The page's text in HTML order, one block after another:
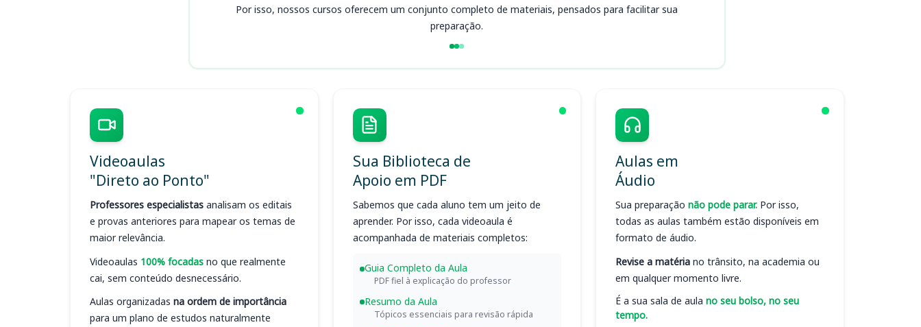
Por isso, nossos cursos oferecem um conjunto completo de materiais, pensados para facilitar sua
preparação.
Videoaulas
"Direto ao Ponto"
Professores especialistas analisam os editais
e provas anteriores para mapear os temas de
maior relevância.
Videoaulas 100% focadas no que realmente
cai, sem conteúdo desnecessário.
Aulas organizadas na ordem de importância
para um plano de estudos naturalmente
Sua Biblioteca de
Apoio em PDF
Sabemos que cada aluno tem um jeito de
aprender. Por isso, cada videoaula é
acompanhada de materiais completos:
Guia Completo da Aula
PDF fiel à explicação do professor
Resumo da Aula
Tópicos essenciais para revisão rápida
Aulas em
Áudio
Sua preparação não pode parar. Por isso,
todas as aulas também estão disponíveis em
formato de áudio.
Revise a matéria no trânsito, na academia ou
em qualquer momento livre.
É a sua sala de aula no seu bolso, no seu
tempo.